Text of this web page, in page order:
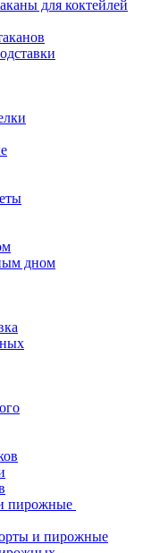
для коктейлей
дном
пирожные
и пирожные